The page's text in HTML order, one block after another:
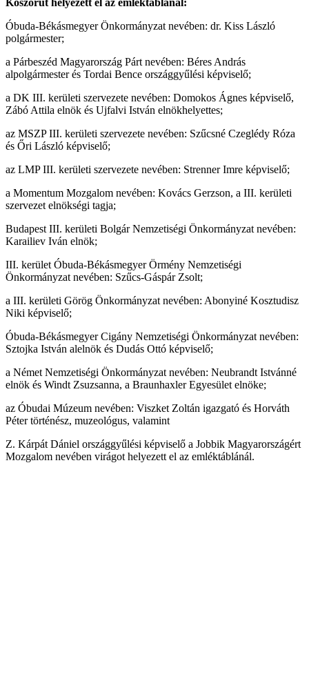
Óbuda-Békásmegyer Önkormányzat nevében: dr. Kiss László
polgármester;
a Párbeszéd Magyarország Párt nevében: Béres András
alpolgármester és Tordai Bence országgyűlési képviselő;
a DK III. kerületi szervezete nevében: Domokos Ágnes képviselő,
Zábó Attila elnök és Ujfalvi István elnökhelyettes;
az MSZP III. kerületi szervezete nevében: Szűcsné Czeglédy Róza
és Őri László képviselő;
az LMP III. kerületi szervezete nevében: Strenner Imre képviselő;
a Momentum Mozgalom nevében: Kovács Gerzson, a III. kerületi
szervezet elnökségi tagja;
Budapest III. kerületi Bolgár Nemzetiségi Önkormányzat nevében:
Karailiev Iván elnök;
III. kerület Óbuda-Békásmegyer Örmény Nemzetiségi
Önkormányzat nevében: Szűcs-Gáspár Zsolt;
a III. kerületi Görög Önkormányzat nevében: Abonyiné Kosztudisz
Niki képviselő;
Óbuda-Békásmegyer Cigány Nemzetiségi Önkormányzat nevében:
Sztojka István alelnök és Dudás Ottó képviselő;
a Német Nemzetiségi Önkormányzat nevében: Neubrandt Istvánné
elnök és Windt Zsuzsanna, a Braunhaxler Egyesület elnöke;
az Óbudai Múzeum nevében: Viszket Zoltán igazgató és Horváth
Péter történész, muzeológus, valamint
Z. Kárpát Dániel országgyűlési képviselő a Jobbik Magyarországért
Mozgalom nevében virágot helyezett el az emléktáblánál.